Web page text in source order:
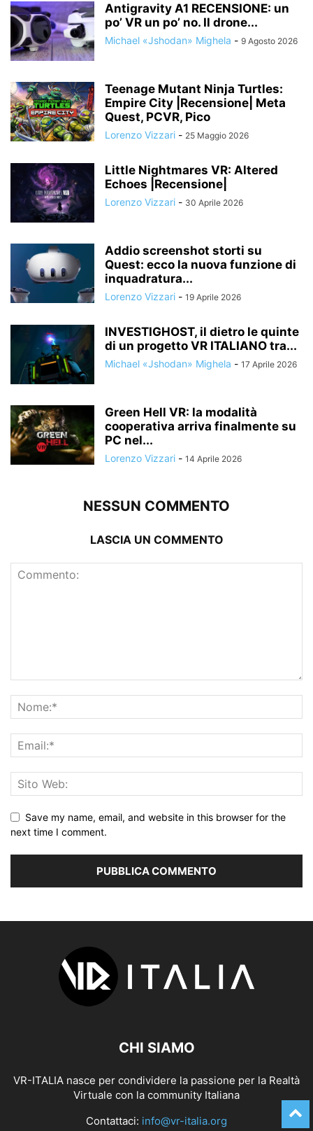
Antigravity A1 RECENSIONE: un
po’ VR un po’ no. Il drone...
Michael «Jshodan» Mighela - 9 Agosto 2026
Teenage Mutant Ninja Turtles:
Empire City |Recensione| Meta
Quest, PCVR, Pico
Lorenzo Vizzari - 25 Maggio 2026
Little Nightmares VR: Altered
Echoes |Recensione|
Lorenzo Vizzari - 30 Aprile 2026
Addio screenshot storti su
Quest: ecco la nuova funzione di
inquadratura...
Lorenzo Vizzari - 19 Aprile 2026
INVESTIGHOST, il dietro le quinte
di un progetto VR ITALIANO tra...
Michael «Jshodan» Mighela - 17 Aprile 2026
Green Hell VR: la modalità
cooperativa arriva finalmente su
PC nel...
Lorenzo Vizzari - 14 Aprile 2026
NESSUN COMMENTO
LASCIA UN COMMENTO
Save my name, email, and website in this browser for the
next time I comment.
CHI SIAMO
VR-ITALIA nasce per condividere la passione per la Realtà
Virtuale con la community Italiana
Contattaci: info@vr-italia.org